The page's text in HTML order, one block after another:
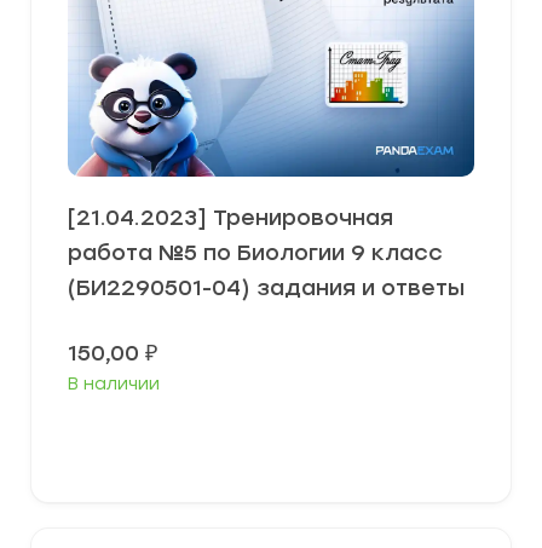
[21.04.2023] Тренировочная
работа №5 по Биологии 9 класс
(БИ2290501-04) задания и ответы
150,00 ₽
В наличии